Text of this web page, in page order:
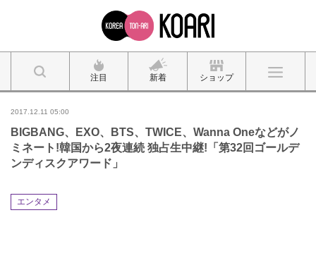
注目 新着 ショップ
2017.12.11 05:00
BIGBANG、EXO、BTS、TWICE、Wanna Oneなどがノ
ミネート!韓国から2夜連続 独占生中継!「第32回ゴールデ
ンディスクアワード」
エンタメ